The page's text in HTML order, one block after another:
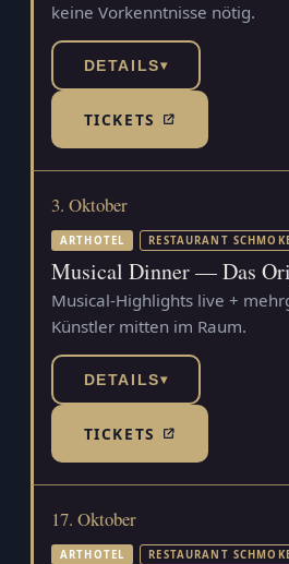
keine Vorkenntnisse nötig.
DETAILS▾
TICKETS(TICKETSHOP,
3. Oktober
ARTHOTEL RESTAURANT
Musical Dinner — Das
Musical-Highlights live +
Künstler mitten im Raum.
DETAILS▾
TICKETS(TICKETSHOP,
17. Oktober
ARTHOTEL RESTAURANT